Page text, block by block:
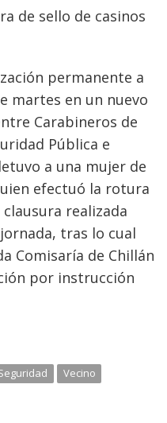
de sello de casinos
permanente a
martes en un nuevo
Carabineros de
Pública e
a una mujer de
efectuó la rotura
realizada
tras lo cual
Comisaría de Chillán
por instrucción
Vecino